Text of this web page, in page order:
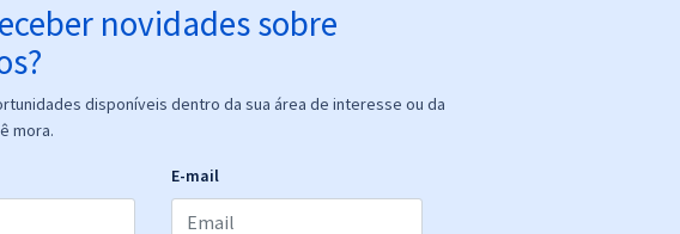
novidades sobre
disponíveis dentro da sua área de interesse ou da
mora.
E-mail